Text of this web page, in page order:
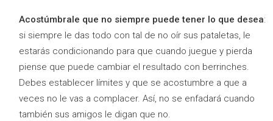
Acostúmbrale que no siempre puede tener lo que desea:
si siempre le das todo con tal de no oír sus pataletas, le
estarás condicionando para que cuando juegue y pierda
piense que puede cambiar el resultado con berrinches.
Debes establecer límites y que se acostumbre a que a
veces no le vas a complacer. Así, no se enfadará cuando
también sus amigos le digan que no.